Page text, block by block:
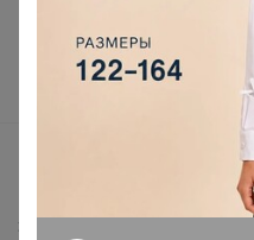
Поставщикам
Защита покупателя